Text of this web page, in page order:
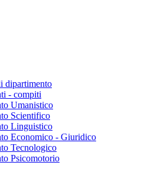
dipartimento
- compiti
Umanistico
Scientifico
Linguistico
Economico - Giuridico
Tecnologico
Psicomotorio